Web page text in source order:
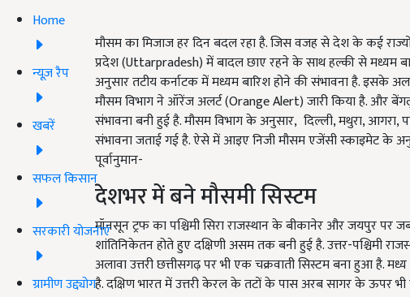
Home
न्यूज़ रैप
खबरें
सफल किसान
सरकारी योजनाएं
ग्रामीण उद्द्योग
मौसम का मिजाज हर दिन बदल रहा है. जिस वजह से देश के कई
प्रदेश (Uttarpradesh) में बादल छाए रहने के साथ हल्की से मध्यम
अनुसार तटीय कर्नाटक में मध्यम बारिश होने की संभावना है. इसके
मौसम विभाग ने ऑरेंज अलर्ट (Orange Alert) जारी किया है. और
संभावना बनी हुई है. मौसम विभाग के अनुसार, दिल्ली, मथुरा,
संभावना जताई गई है. ऐसे में आइए निजी मौसम एजेंसी स्काइमेट के
पूर्वानुमान-
देशभर में बने मौसमी सिस्टम
मॉनसून ट्रफ का पश्चिमी सिरा राजस्थान के बीकानेर और जयपुर
शांतिनिकेतन होते हुए दक्षिणी असम तक बनी हुई है. उत्तर-पश्चिमी
अलावा उत्तरी छत्तीसगढ़ पर भी एक चक्रवाती सिस्टम बना हुआ है. मध्य
है. दक्षिण भारत में उत्तरी केरल के तटों के पास अरब सागर के ऊपर